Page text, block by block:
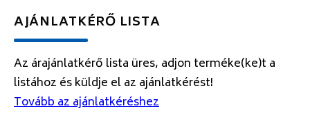
AJÁNLATKÉRŐ LISTA
Az árajánlatkérő lista üres, adjon terméke(ke)t a
listához és küldje el az ajánlatkérést!
Tovább az ajánlatkéréshez